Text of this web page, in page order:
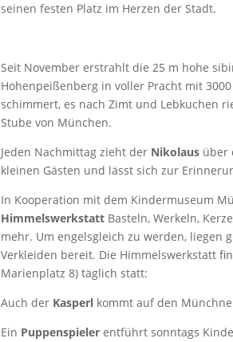
seinen festen Platz im Herzen der Stadt.
Seit November erstrahlt die 25 m hohe
Hohenpeißenberg in voller Pracht mit
schimmert, es nach Zimt und Lebkuchen
Stube von München.
Jeden Nachmittag zieht der Nikolausüber
kleinen Gästen und lässt sich zur
In Kooperation mit dem Kindermuseum
Himmelswerkstatt Basteln, Werkeln,
mehr. Um engelsgleich zu werden, liegen
Verkleiden bereit. Die Himmelswerkstatt
Marienplatz 8) täglich statt:
Auch der Kasperl kommt auf den
Ein Puppenspielerentführt sonntags